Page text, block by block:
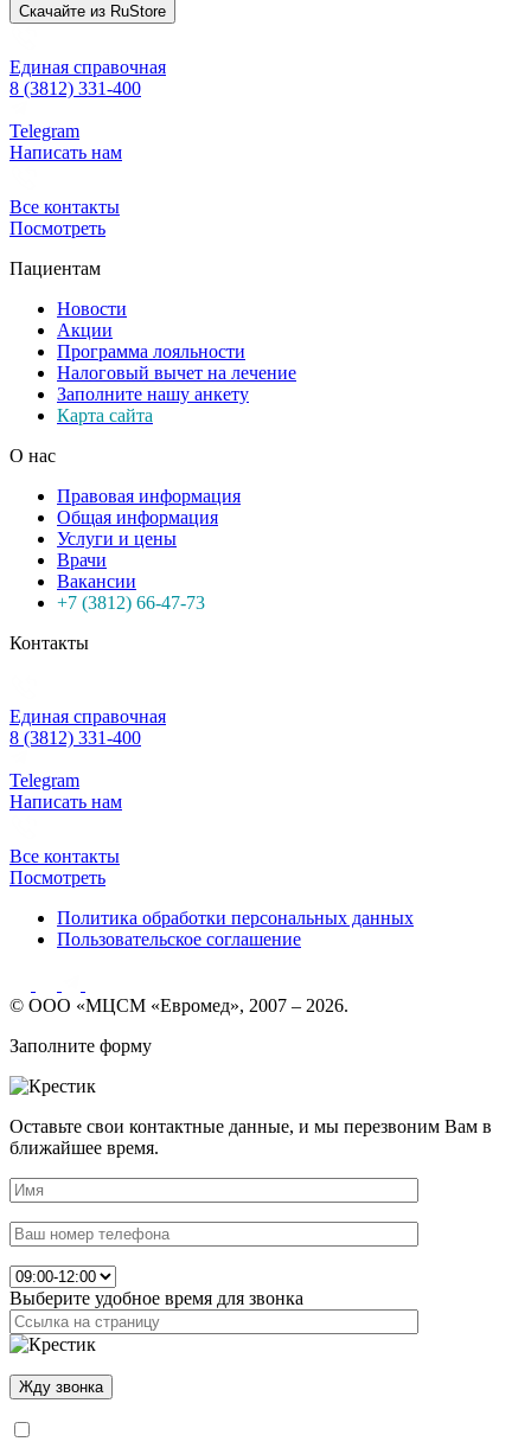
Скачайте из RuStore
Единая справочная
8 (3812) 331-400
Telegram
Написать нам
Все контакты
Посмотреть
Пациентам
Новости
Акции
Программа лояльности
Налоговый вычет на лечение
Заполните нашу анкету
Карта сайта
О нас
Правовая информация
Общая информация
Услуги и цены
Врачи
Вакансии
+7 (3812) 66-47-73
Контакты
Единая справочная
8 (3812) 331-400
Telegram
Написать нам
Все контакты
Посмотреть
Политика обработки персональных данных
Пользовательское соглашение
© ООО «МЦСМ «Евромед», 2007 – 2026.
Заполните форму
Оставьте свои контактные данные, и мы перезвоним Вам в
ближайшее время.
Выберите удобное время для звонка